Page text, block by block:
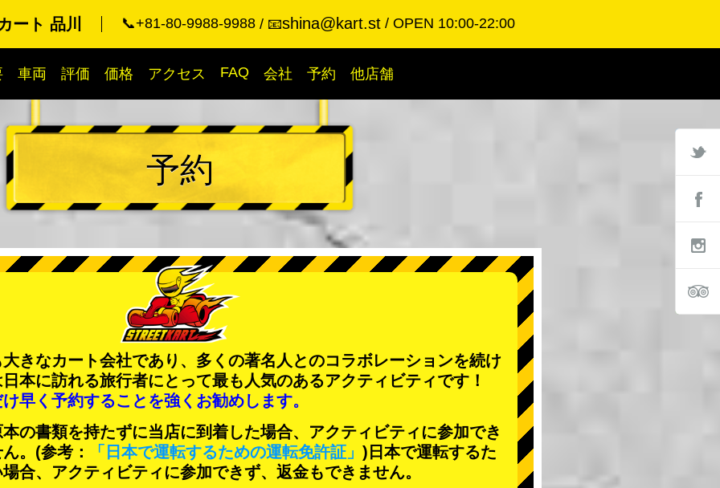
ート 品川 📞+81-80-9988-9988 📧shina@kart.st OPEN 10:00-22:00
車両 評価 価格 アクセス FAQ 会社 予約 他店舗
予約
きなカート会社であり、 多くの著名人 とのコラボレーションを続け
本に訪れる旅行者にとって最も人気のあるアクティビティです！
早く予約することを強くお勧めします。
の書類を持たずに当店に到着した場合、アクティビティに参加でき
。 (参考： 「日本で運転するための運転免許証」 )日本で運転するた
合、アクティビティに参加できず、返金もできません。